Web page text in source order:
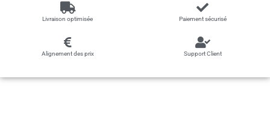
Livraison optimisée Paiement sécurisé
Alignement des prix Support Client